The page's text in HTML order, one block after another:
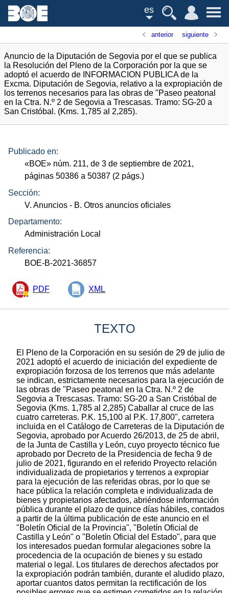
es
anterior siguiente
Anuncio de la Diputación de Segovia por el que se publica
la Resolución del Pleno de la Corporación por la que se
adoptó el acuerdo de INFORMACION PUBLICA de la
Excma. Diputación de Segovia, relativo a la expropiación de
los terrenos necesarios para las obras de "Paseo peatonal
en la Ctra. N.º 2 de Segovia a Trescasas. Tramo: SG-20 a
San Cristóbal. (Kms. 1,785 al 2,285).
Publicado en:
«BOE» núm. 211, de 3 de septiembre de 2021,
páginas 50386 a 50387 (2 págs.)
Sección:
V. Anuncios - B. Otros anuncios oficiales
Departamento:
Administración Local
Referencia:
BOE-B-2021-36857
PDF XML
TEXTO
El Pleno de la Corporación en su sesión de 29 de julio de
2021 adoptó el acuerdo de iniciación del expediente de
expropiación forzosa de los terrenos que más adelante
se indican, estrictamente necesarios para la ejecución de
las obras de "Paseo peatonal en la Ctra. N.º 2 de
Segovia a Trescasas. Tramo: SG-20 a San Cristóbal de
Segovia (Kms. 1,785 al 2,285) Caballar al cruce de las
cuatro carreteras. P.K. 15,100 al P.K. 17,800", carretera
incluida en el Catálogo de Carreteras de la Diputación de
Segovia, aprobado por Acuerdo 26/2013, de 25 de abril,
de la Junta de Castilla y León, cuyo proyecto técnico fue
aprobado por Decreto de la Presidencia de fecha 9 de
julio de 2021, figurando en el referido Proyecto relación
individualizada de propietarios y terrenos a expropiar
para la ejecución de las referidas obras, por lo que se
hace pública la relación completa e individualizada de
bienes y propietarios afectados, abriéndose información
pública durante el plazo de quince días hábiles, contados
a partir de la última publicación de este anuncio en el
"Boletín Oficial de la Provincia", "Boletín Oficial de
Castilla y León" o "Boletín Oficial del Estado", para que
los interesados puedan formular alegaciones sobre la
procedencia de la ocupación de bienes y su estado
material o legal. Los titulares de derechos afectados por
la expropiación podrán también, durante el aludido plazo,
aportar cuantos datos permitan la rectificación de los